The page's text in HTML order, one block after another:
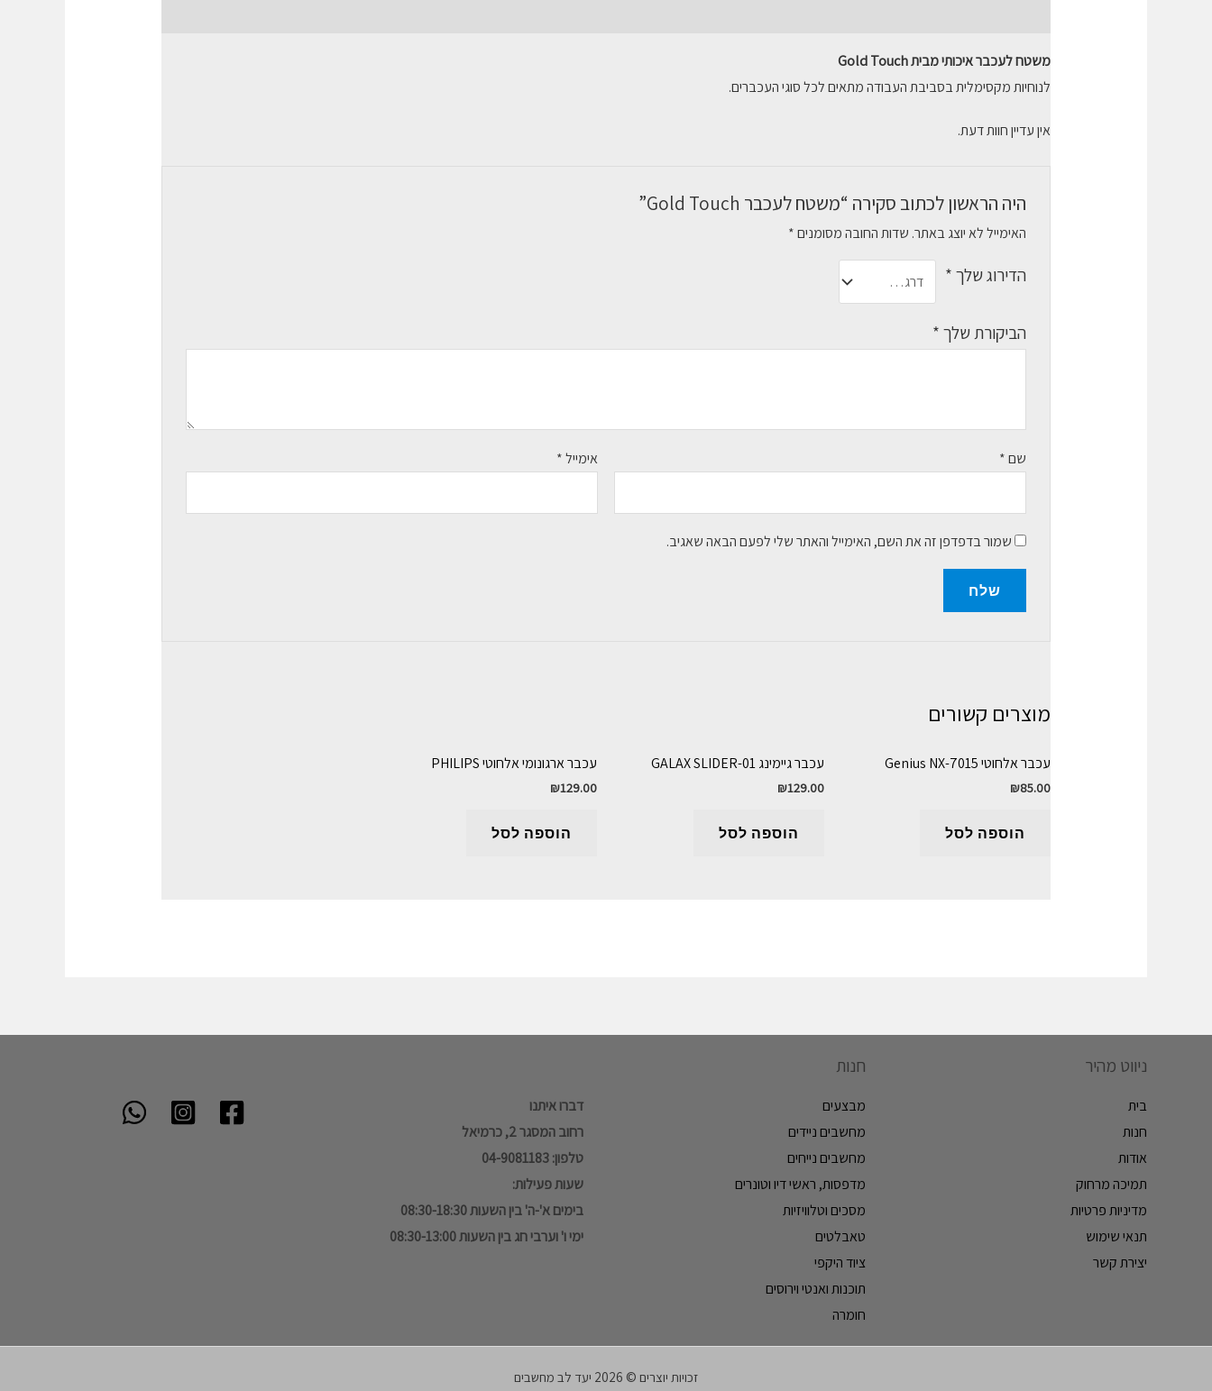
משטח לעכבר איכותי מבית Gold Touch
לנוחיות מקסימלית בסביבת העבודה מתאים לכל סוגי העכברים.
אין עדיין חוות דעת.
היה הראשון לכתוב סקירה “משטח לעכבר Gold Touch”
האימייל לא יוצג באתר. שדות החובה מסומנים*
הדירוג שלך*
הביקורת שלך*
שם* אימייל*
שמור בדפדפן זה את השם, האימייל והאתר שלי לפעם הבאה שאגיב.
מוצרים קשורים
עכבר אלחוטי Genius NX-7015
₪85.00
הוספה לסל
עכבר גיימינג GALAX SLIDER-01
₪129.00
הוספה לסל
עכבר ארגונומי אלחוטי PHILIPS
₪129.00
הוספה לסל
ניווט מהיר
בית
חנות
אודות
תמיכה מרחוק
מדיניות פרטיות
תנאי שימוש
יצירת קשר
חנות
מבצעים
מחשבים ניידים
מחשבים נייחים
מדפסות, ראשי דיו וטונרים
מסכים וטלוויזיות
טאבלטים
ציוד היקפי
תוכנות ואנטי וירוסים
חומרה
דברו איתנו
רחוב המסגר 2, כרמיאל
טלפון: 04-9081183
שעות פעילות:
בימים א'-ה' בין השעות 08:30-18:30
ימי ו' וערבי חג בין השעות 08:30-13:00
זכויות יוצרים © 2026 יעד לב מחשבים